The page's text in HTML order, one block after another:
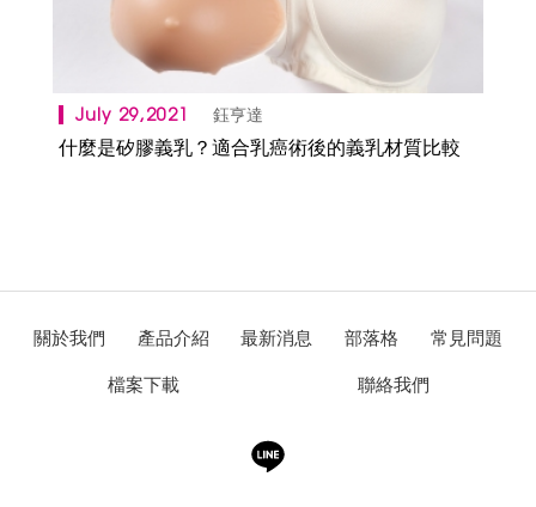
July 29,2021 鈺亨達
什麼是矽膠義乳？適合乳癌術後的義乳材質比較
關於我們 產品介紹 最新消息 部落格 常見問題
檔案下載 聯絡我們